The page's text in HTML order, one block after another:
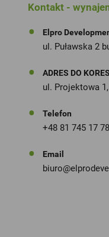
Kontakt -
Elpro
ul. Puławska 2
ADRES DO
ul. Projektowa
Telefon
+48 81 745 17 78
Email